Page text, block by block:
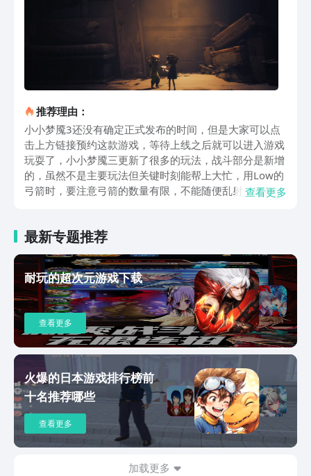
推荐理由：
小小梦魇3还没有确定正式发布的时间，但是大家可以点
击上方链接预约这款游戏，等待上线之后就可以进入游戏
玩耍了，小小梦魇三更新了很多的玩法，战斗部分是新增
的，虽然不是主要玩法但关键时刻能帮上大忙，用Low的
弓箭时，要注意弓箭的数量有限，不能随便乱射，比如遇
射中连接处的铁环，就能把铁丝网弄开，Alone的扳手近
战用的时候要找准时机，敌人攻击的间隙冲过去敲一下，
能让敌人停顿一下，趁机拉开距离或者触发附近的机关，
而且战斗的时候不能一直站在一个地方，敌人会慢慢包围
过来，得边打边退利用场景里的柱子或者箱子当掩体，躲
一下敌人的攻击再反击。游戏里还专门加了语音沟通的功
能，对双人协作特别友好，比如有时候一个人在这边发现
了机关，但不知道怎么操作，另一个人在另一边看到了提
示，就能通过语音告诉队友，不用像之前那样只能靠手势
比划，还有遇到敌人追过来的时候，能及时跟队友说左边
有敌人，往右边跑，避免两个人跑散，另外场景里会有乌
鸦飞过来飞去，这些乌鸦不是单纯的背景，有时候它们嘴
里会叼着钥匙，这时候得悄悄靠近不能惊动它们，等乌鸦
停下来的时候，快速抓住就能拿到钥匙打开新的门。再说
说游戏的场景和解谜部分，它的虚无世界设计得特别有氛
围感，而且每个场景里的解谜都和环境结合得特别紧密，
查看更多
最新专题推荐
耐玩的超次元游戏下载
查看更多
火爆的日本游戏排行榜前
十名推荐哪些
查看更多
加载更多